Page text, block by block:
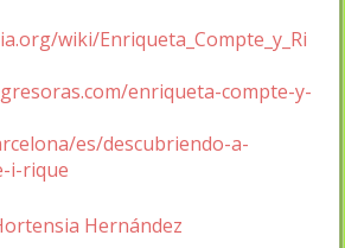
wiki/Enriqueta_Compte_y_Ri
enriqueta-compte-y-
es/descubriendo-a-
i-rique
Hernández